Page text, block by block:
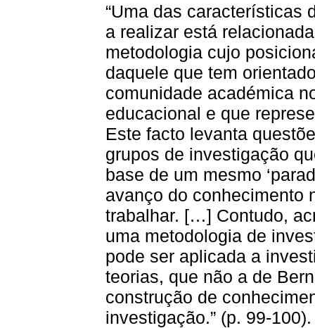
“Uma das características
a realizar está
metodologia cujo
daquele que tem
comunidade académica
educacional e que
Este facto levanta
grupos de investigação
base de um mesmo
avanço do conhecimento
trabalhar. […] Contudo,
uma metodologia de
pode ser aplicada a
teorias, que não a de
construção de
investigação.” (p. 99-100).